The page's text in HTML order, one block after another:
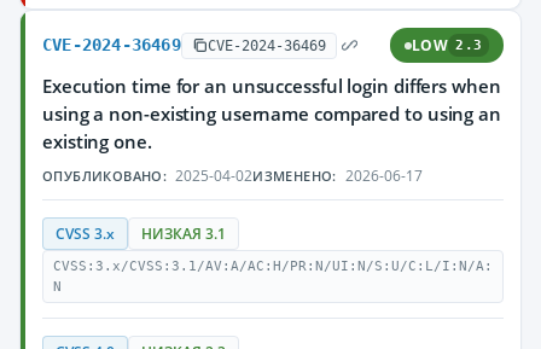
CVE-2024-36469 CVE-2024-36469 LOW 2.3
Execution time for an unsuccessful login differs when
using a non-existing username compared to using an
existing one.
ОПУБЛИКОВАНО: 2025-04-02ИЗМЕНЕНО: 2026-06-17
CVSS 3.x НИЗКАЯ 3.1
CVSS:3.x/CVSS:3.1/AV:A/AC:H/PR:N/UI:N/S:U/C:L/I:N/A:
N